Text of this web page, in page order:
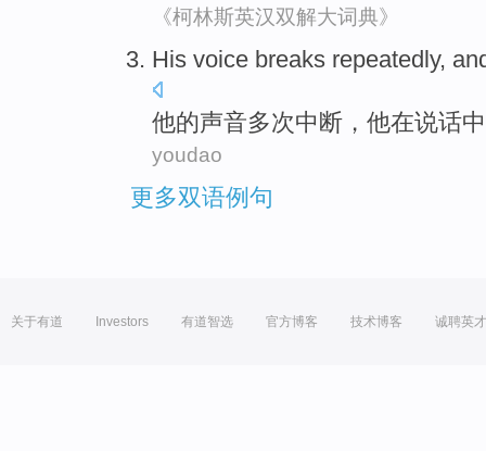
《柯林斯英汉双解大词典》
His voice breaks repeatedly,
他的声音多次中断 ， 他在说话
youdao
更多双语例句
关于有道 Investors 有道智选 官方博客 技术博客 诚聘英才